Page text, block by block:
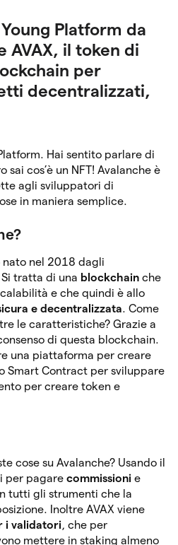
Platform da
AVAX, il token di
per
decentralizzati,
Hai sentito parlare di
sai cos’è un NFT! Avalanche è
agli sviluppatori di
in maniera semplice.
nel 2018 dagli
tratta di una blockchain che
e che quindi è allo
e decentralizzata. Come
le caratteristiche? Grazie a
di questa blockchain.
una piattaforma per creare
Smart Contract per sviluppare
per creare token e
cose su Avalanche? Usando il
per pagare commissioni e
tutti gli strumenti che la
Inoltre AVAX viene
i validatori, che per
mettere in staking almeno